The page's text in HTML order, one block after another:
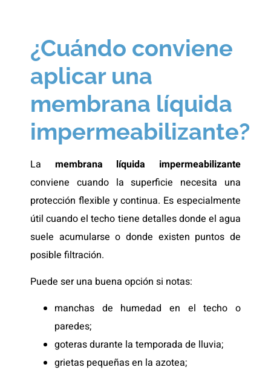
¿Cuándo conviene
aplicar una
membrana líquida
impermeabilizante?
La membrana líquida impermeabilizante
conviene cuando la superficie necesita una
protección flexible y continua. Es especialmente
útil cuando el techo tiene detalles donde el agua
suele acumularse o donde existen puntos de
posible filtración.
Puede ser una buena opción si notas:
manchas de humedad en el techo o
paredes;
goteras durante la temporada de lluvia;
grietas pequeñas en la azotea;